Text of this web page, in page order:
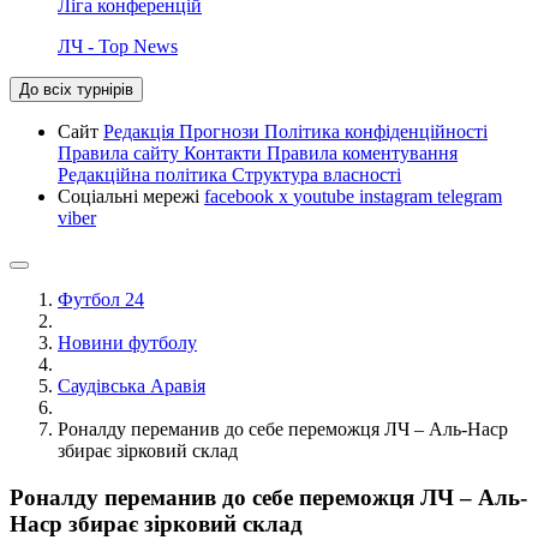
Ліга конференцій
ЛЧ - Top News
До всіх турнірів
Сайт Редакція Прогнози Політика конфіденційності
Правила сайту Контакти Правила коментування
Редакційна політика Структура власності
Соціальні мережі facebook x youtube instagram telegram
viber
Футбол 24
Новини футболу
Саудівська Аравія
Роналду переманив до себе переможця ЛЧ – Аль-Наср
збирає зірковий склад
Роналду переманив до себе переможця ЛЧ – Аль-
Наср збирає зірковий склад